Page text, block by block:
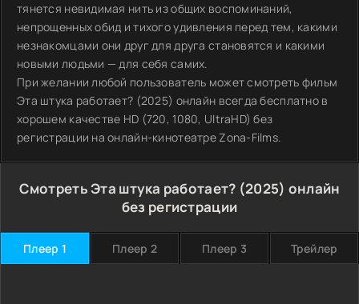
тянется невидимая нить из общих воспоминаний,
непрощенных обид и тихого удивления перед тем, какими
незнакомцами они друг для друга становятся и какими
новыми людьми — для себя самих.
При желании любой пользователь может смотреть фильм
Эта штука работает? (2025) онлайн всегда бесплатно в
хорошем качестве HD (720, 1080, UltraHD) без
регистрации на онлайн-кинотеатре Zona-Films.
Смотреть Эта штука работает? (2025) онлайн
без регистрации
Плеер 1 Плеер 2 Плеер 3 Трейлер